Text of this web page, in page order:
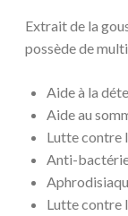
Extrait de la
possède de
Aide à la
Aide au
Lutte contre
Anti-
Lutte contre